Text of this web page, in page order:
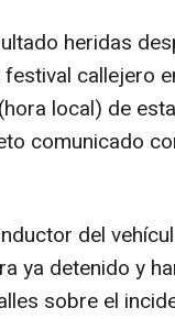
heridas
callejero
local) de
comunicado
del
ya detenido y
sobre el